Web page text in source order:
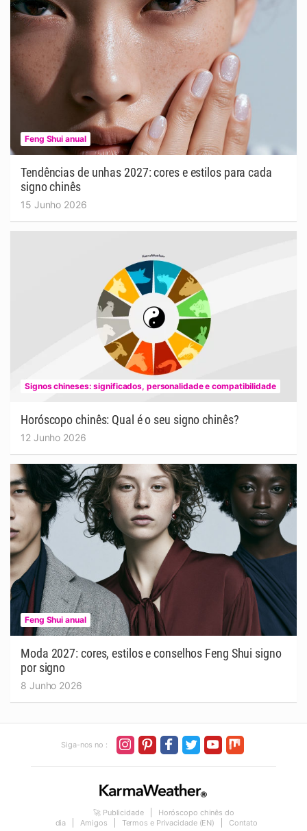
Feng Shui anual
Tendências de unhas 2027: cores e estilos para cada
signo chinês
15 Junho 2026
Signos chineses: significados, personalidade e compatibilidade
Horóscopo chinês: Qual é o seu signo chinês?
12 Junho 2026
Feng Shui anual
Moda 2027: cores, estilos e conselhos Feng Shui signo
por signo
8 Junho 2026
Siga-nos no :
🚀 Publicidade
Horóscopo chinês do
dia
Amigos Termos e Privacidade (EN) Contato